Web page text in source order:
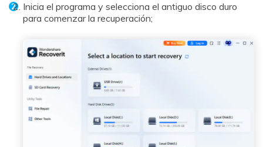
Inicia el programa y selecciona el antiguo disco duro
para comenzar la recuperación;